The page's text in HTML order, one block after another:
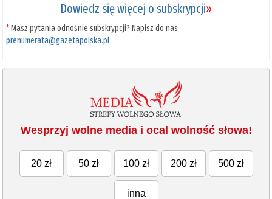
Dowiedz się więcej o subskrypcji»
*Masz pytania odnośnie subskrypcji? Napisz do nas
prenumerata@gazetapolska.pl
Wesprzyj wolne media i ocal wolność słowa!
20 zł 50 zł 100 zł 200 zł 500 zł
inna